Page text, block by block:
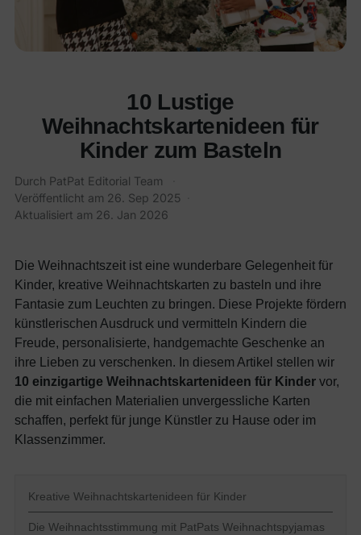
10 Lustige
Weihnachtskartenideen für
Kinder zum Basteln
Durch PatPat Editorial Team
Veröffentlicht am 26. Sep 2025
Aktualisiert am 26. Jan 2026
Die Weihnachtszeit ist eine wunderbare Gelegenheit für
Kinder, kreative Weihnachtskarten zu basteln und ihre
Fantasie zum Leuchten zu bringen. Diese Projekte fördern
künstlerischen Ausdruck und vermitteln Kindern die
Freude, personalisierte, handgemachte Geschenke an
ihre Lieben zu verschenken. In diesem Artikel stellen wir
10 einzigartige Weihnachtskartenideen für Kinder vor,
die mit einfachen Materialien unvergessliche Karten
schaffen, perfekt für junge Künstler zu Hause oder im
Klassenzimmer.
Kreative Weihnachtskartenideen für Kinder
Die Weihnachtsstimmung mit PatPats Weihnachtspyjamas